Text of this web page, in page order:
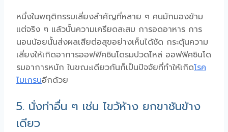
หนึ่งในพฤติกรรมเสี่ยงสำคัญที่หลาย ๆ คนมักมองข้าม
แต่จริง ๆ แล้วนั้นความเครียดสะสม การอดอาหาร การ
นอนน้อยนั้นส่งผลเสียต่อสุขอย่างเห็นได้ชัด กระตุ้นความ
เสี่ยงให้เกิดอาการออฟฟิศซินโดรมปวดไหล่ ออฟฟิศซินโด
รมอาการหนัก ในขณะเดียวกันก็เป็นปัจจัยที่ทำให้เกิดโรค
ไมเกรนอีกด้วย
5. นั่งท่าอื่น ๆ เช่น ไขว้ห้าง ยกขาชันข้าง
เดียว